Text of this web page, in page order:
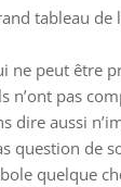
tableau
ne peut être
pas
dire aussi
question de
quelque